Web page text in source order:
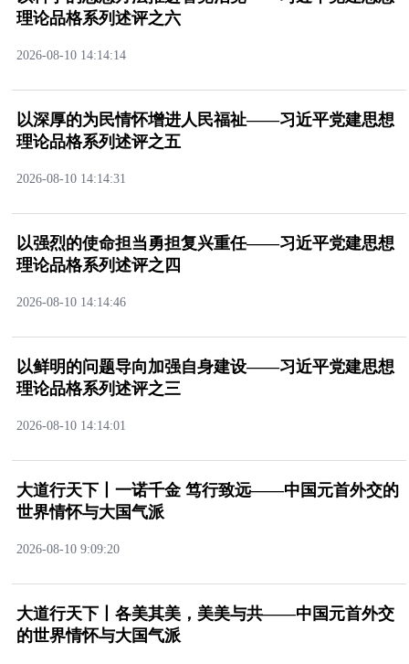
理论品格系列述评之六
2026-08-1014:14:14
以深厚的为民情怀增进人民福祉——习近平党建思想
理论品格系列述评之五
2026-08-1014:14:31
以强烈的使命担当勇担复兴重任——习近平党建思想
理论品格系列述评之四
2026-08-1014:14:46
以鲜明的问题导向加强自身建设——习近平党建思想
理论品格系列述评之三
2026-08-1014:14:01
大道行天下丨一诺千金笃行致远——中国元首外交的
世界情怀与大国气派
2026-08-109:09:20
大道行天下丨各美其美，美美与共——中国元首外交
的世界情怀与大国气派